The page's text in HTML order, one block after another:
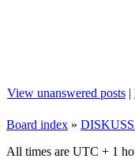
View unanswered posts |
Board index »
All times are UTC + 1